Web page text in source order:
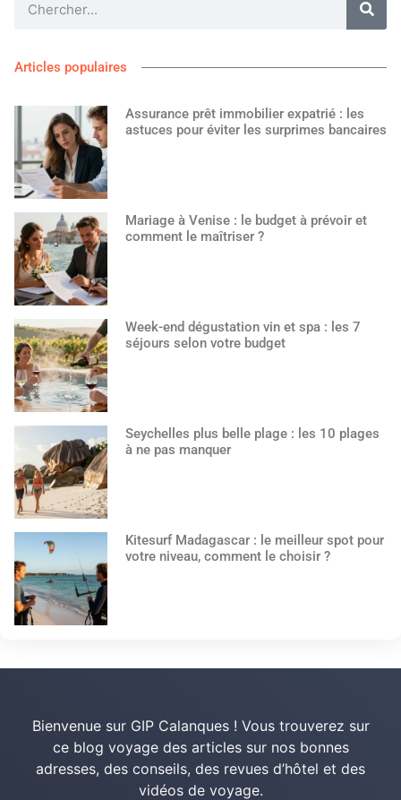
Articles populaires
Assurance prêt immobilier expatrié : les
astuces pour éviter les surprimes bancaires
Mariage à Venise : le budget à prévoir et
comment le maîtriser ?
Week-end dégustation vin et spa : les 7
séjours selon votre budget
Seychelles plus belle plage : les 10 plages
à ne pas manquer
Kitesurf Madagascar : le meilleur spot pour
votre niveau, comment le choisir ?
Bienvenue sur GIP Calanques ! Vous trouverez sur
ce blog voyage des articles sur nos bonnes
adresses, des conseils, des revues d’hôtel et des
vidéos de voyage.